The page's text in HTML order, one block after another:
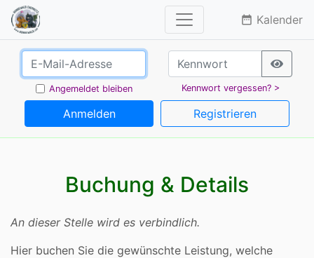
date_range Kalender
Angemeldet bleiben Kennwort vergessen? >
Anmelden Registrieren
Buchung & Details
An dieser Stelle wird es verbindlich.
Hier buchen Sie die gewünschte Leistung, welche